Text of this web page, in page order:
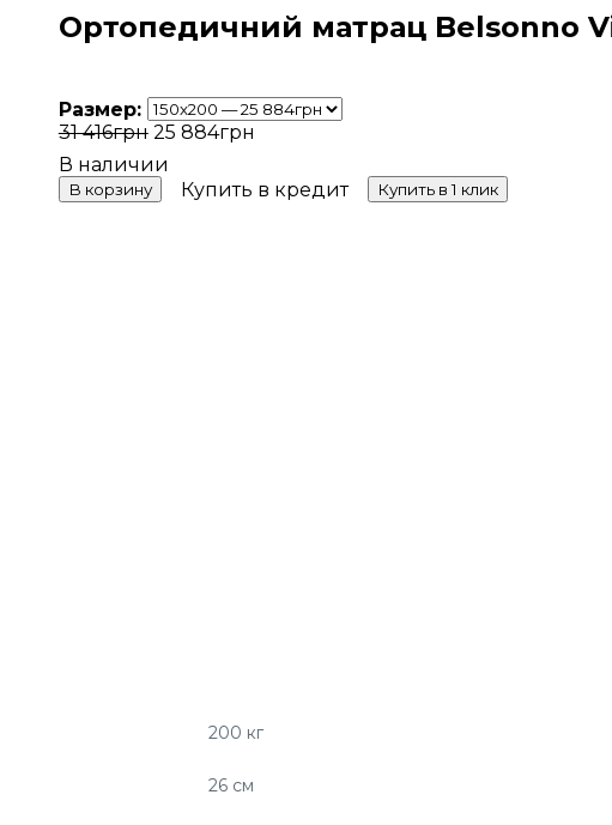
Ортопедичний матрац Belsonno
Размер:
31 416грн 25 884грн
В корзину Купить в кредит Купить в 1 клик
200 кг
26 см